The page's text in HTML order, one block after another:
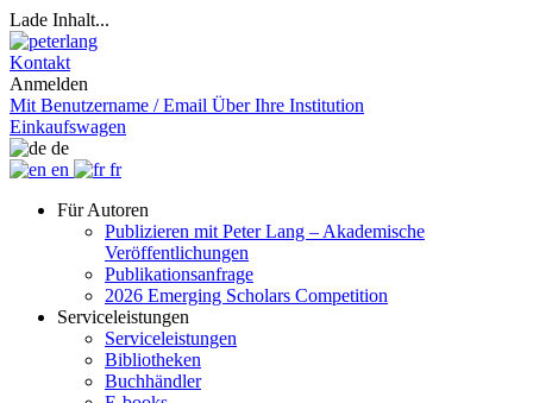
Lade Inhalt...
Kontakt
Anmelden
Mit Benutzername / Email Über Ihre Institution
Einkaufswagen
de
en
fr
Für Autoren
Publizieren mit Peter Lang – Akademische
Veröffentlichungen
Publikationsanfrage
2026 Emerging Scholars Competition
Serviceleistungen
Serviceleistungen
Bibliotheken
Buchhändler